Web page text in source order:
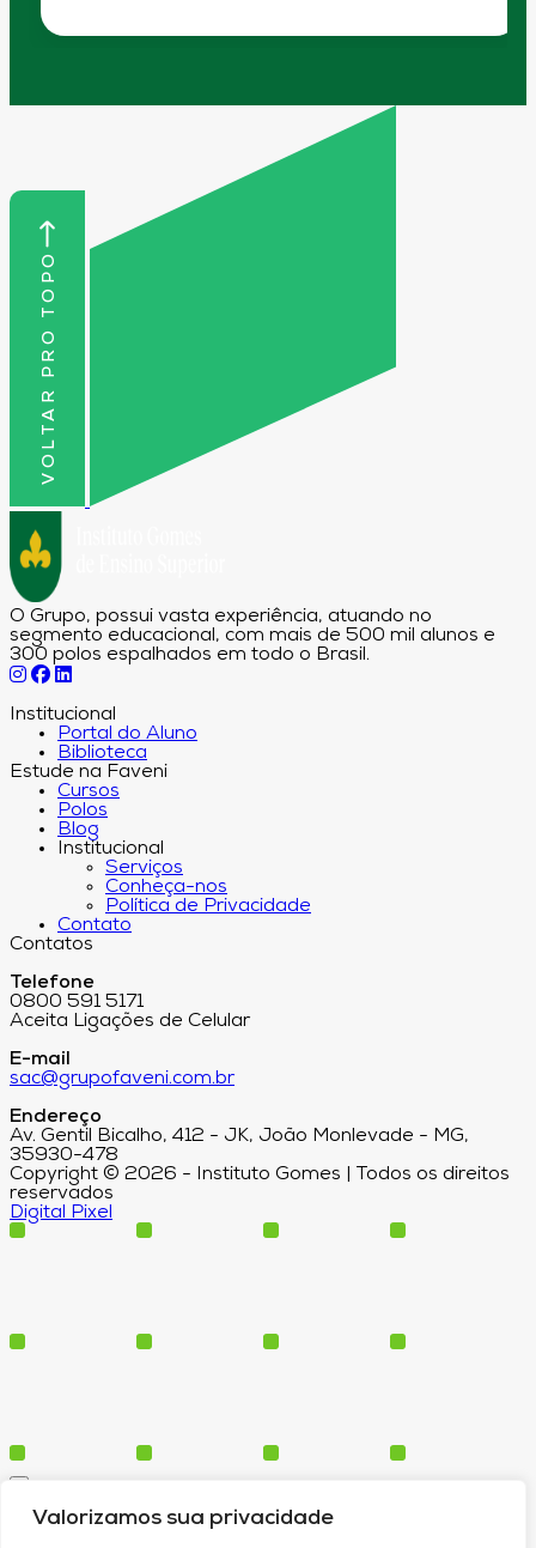
Valorizamos sua privacidade
VOLTAR PRO TOPO
O Grupo, possui vasta experiência, atuando no
segmento educacional, com mais de 500 mil alunos e
300 polos espalhados em todo o Brasil.
Institucional
Portal do Aluno
Biblioteca
Estude na Faveni
Cursos
Polos
Blog
Institucional
Serviços
Conheça-nos
Política de Privacidade
Contato
Contatos
Telefone
0800 591 5171
Aceita Ligações de Celular
E-mail
sac@grupofaveni.com.br
Endereço
Av. Gentil Bicalho, 412 - JK, João Monlevade - MG,
35930-478
Copyright © 2026 - Instituto Gomes | Todos os direitos
reservados
Digital Pixel
Cursos